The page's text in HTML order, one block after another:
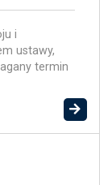
i
ustawy,
termin
roku więcej